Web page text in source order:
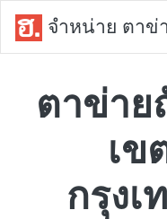
จำหน่าย ตาข่
ตาข่าย
เข
กรุง